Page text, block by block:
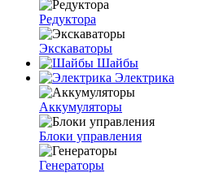
Редуктора
Экскаваторы
Шайбы
Электрика
Аккумуляторы
Блоки управления
Генераторы